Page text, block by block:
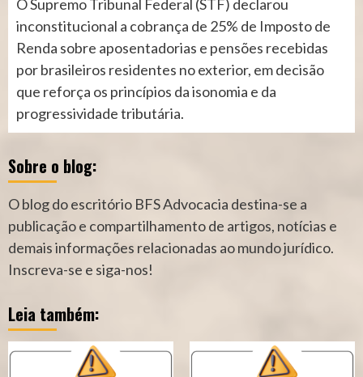
O Supremo Tribunal Federal (STF) declarou
inconstitucional a cobrança de 25% de Imposto de
Renda sobre aposentadorias e pensões recebidas
por brasileiros residentes no exterior, em decisão
que reforça os princípios da isonomia e da
progressividade tributária.
Sobre o blog:
O blog do escritório BFS Advocacia destina-se a
publicação e compartilhamento de artigos, notícias e
demais informações relacionadas ao mundo jurídico.
Inscreva-se e siga-nos!
Leia também: